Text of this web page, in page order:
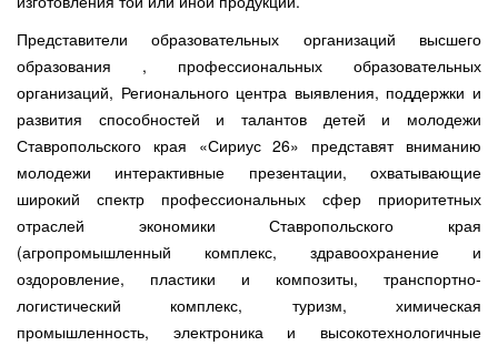
Представители образовательных организаций высшего
образования , профессиональных образовательных
организаций, Регионального центра выявления, поддержки и
развития способностей и талантов детей и молодежи
Ставропольского края «Сириус 26» представят вниманию
молодежи интерактивные презентации, охватывающие
широкий спектр профессиональных сфер приоритетных
отраслей экономики Ставропольского края
(агропромышленный комплекс, здравоохранение и
оздоровление, пластики и композиты, транспортно-
логистический комплекс, туризм, химическая
промышленность, электроника и высокотехнологичные